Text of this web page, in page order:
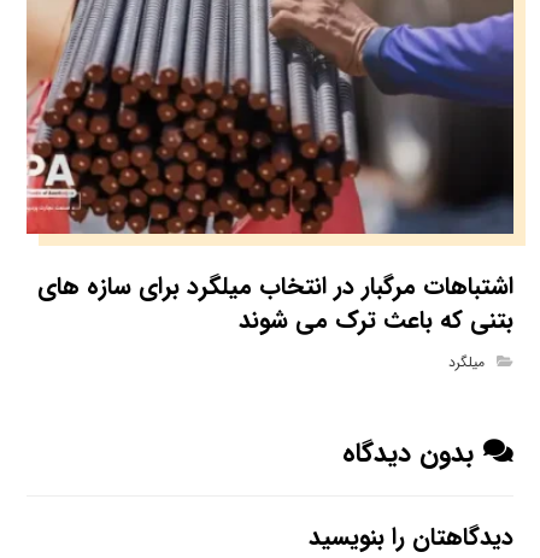
اشتباهات مرگبار در انتخاب میلگرد برای سازه های
بتنی که باعث ترک می شوند
میلگرد
بدون دیدگاه
دیدگاهتان را بنویسید